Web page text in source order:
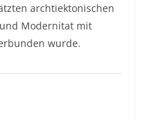
archtiektonischen
Modernitat mit
wurde.